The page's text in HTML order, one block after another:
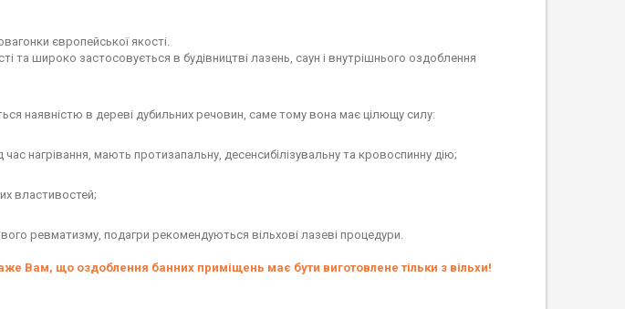
європейської якості.
та широко застосовується в будівництві лазень, саун і внутрішнього оздоблення
наявністю в дереві дубильних речовин, саме тому вона має цілющу силу:
нагрівання, мають протизапальну, десенсибілізувальну та кровоспинну дію;
властивостей;
ревматизму, подагри рекомендуються вільхові лазеві процедури.
Вам, що оздоблення банних приміщень має бути виготовлене тільки з вільхи!